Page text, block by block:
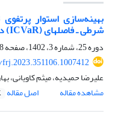
بهینه‌سازی استوار
شرطی ـ فاصله‎ای (ICVaR) در بورس تهران
دوره 25، شماره 3، 1402، صفحه
علیرضا حمیدیه، میثم کاویانی،
مشاهده مقاله
اصل مقاله